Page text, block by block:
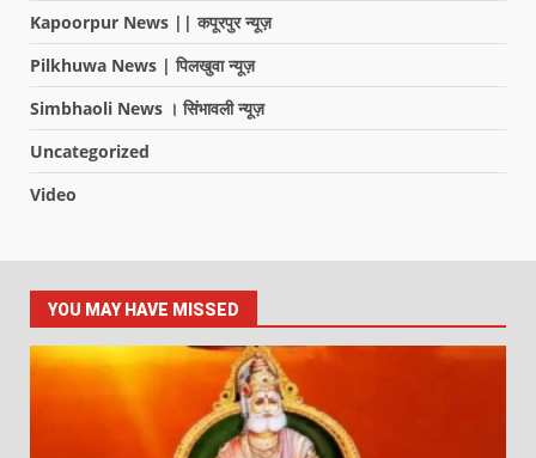
Kapoorpur News || कपूरपुर न्यूज़
Pilkhuwa News | पिलखुवा न्यूज़
Simbhaoli News । सिंभावली न्यूज़
Uncategorized
Video
YOU MAY HAVE MISSED